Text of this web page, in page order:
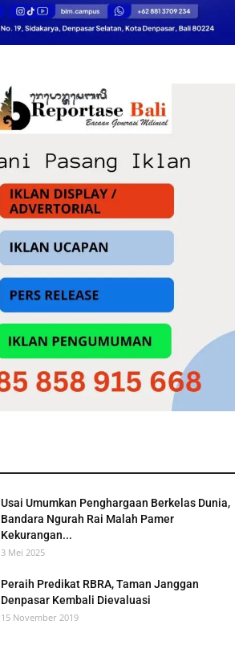
Usai Umumkan Penghargaan Berkelas Dunia,
Bandara Ngurah Rai Malah Pamer
Kekurangan...
3 Mei 2025
Peraih Predikat RBRA, Taman Janggan
Denpasar Kembali Dievaluasi
15 November 2019